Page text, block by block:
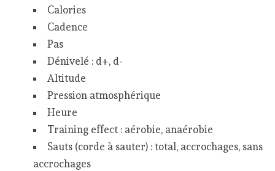
Calories
Cadence
Pas
Dénivelé : d+, d-
Altitude
Pression atmosphérique
Heure
Training effect : aérobie, anaérobie
Sauts (corde à sauter) : total, accrochages, sans
accrochages